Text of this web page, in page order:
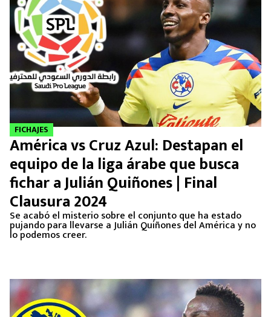
FICHAJES
América vs Cruz Azul: Destapan el
equipo de la liga árabe que busca
fichar a Julián Quiñones | Final
Clausura 2024
Se acabó el misterio sobre el conjunto que ha estado
pujando para llevarse a Julián Quiñones del América y no
lo podemos creer.